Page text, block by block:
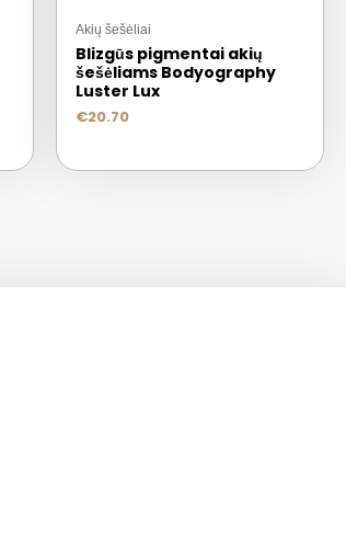
Akių šešėliai
Blizgūs pigmentai akių
šešėliams Bodyography
Luster Lux
€20.70